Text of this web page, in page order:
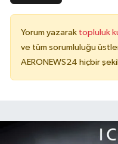
Yorum yazarak topluluk
ve tüm sorumluluğu
AERONEWS24 hiçbir